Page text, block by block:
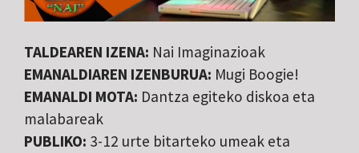
TALDEAREN IZENA: Nai Imaginazioak
EMANALDIAREN IZENBURUA: Mugi Boogie!
EMANALDI MOTA: Dantza egiteko diskoa eta
malabareak
PUBLIKO: 3-12 urte bitarteko umeak eta